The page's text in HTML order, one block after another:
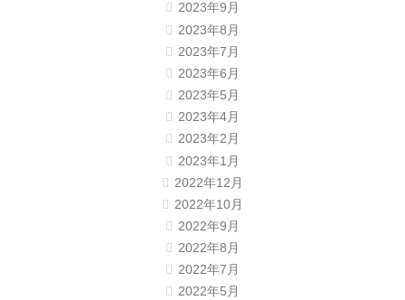
2023年9月
2023年8月
2023年7月
2023年6月
2023年5月
2023年4月
2023年2月
2023年1月
2022年12月
2022年10月
2022年9月
2022年8月
2022年7月
2022年5月